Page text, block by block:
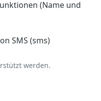
(Name und
SMS (sms)
werden.